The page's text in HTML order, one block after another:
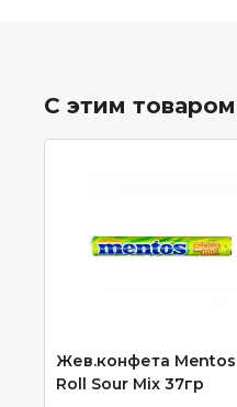
С этим
Жев.конфета Mentos
Roll Sour Mix 37гр